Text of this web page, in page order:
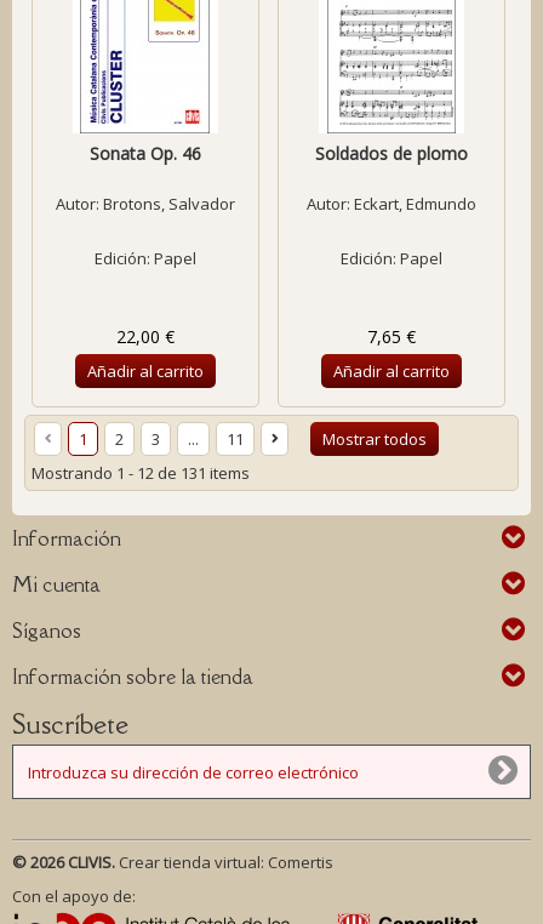
Sonata Op. 46
Autor: Brotons, Salvador
Edición: Papel
22,00 €
Añadir al carrito
Soldados de plomo
Autor: Eckart, Edmundo
Edición: Papel
7,65 €
Añadir al carrito
Mostrar todos
1 2 3 ...
11
Mostrando 1 - 12 de 131 items
Información
Mi cuenta
Síganos
Información sobre la tienda
Suscríbete
© 2026 CLIVIS. Crear tienda virtual: Comertis
Con el apoyo de: